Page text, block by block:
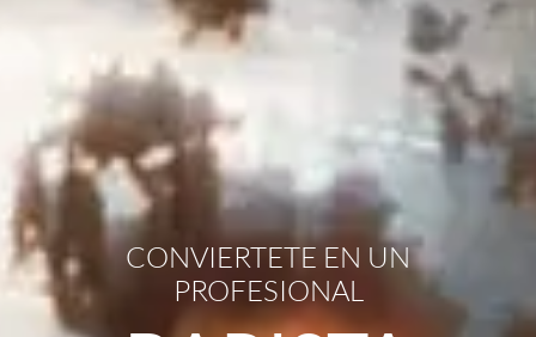
CONVIERTETE EN UN
PROFESIONAL